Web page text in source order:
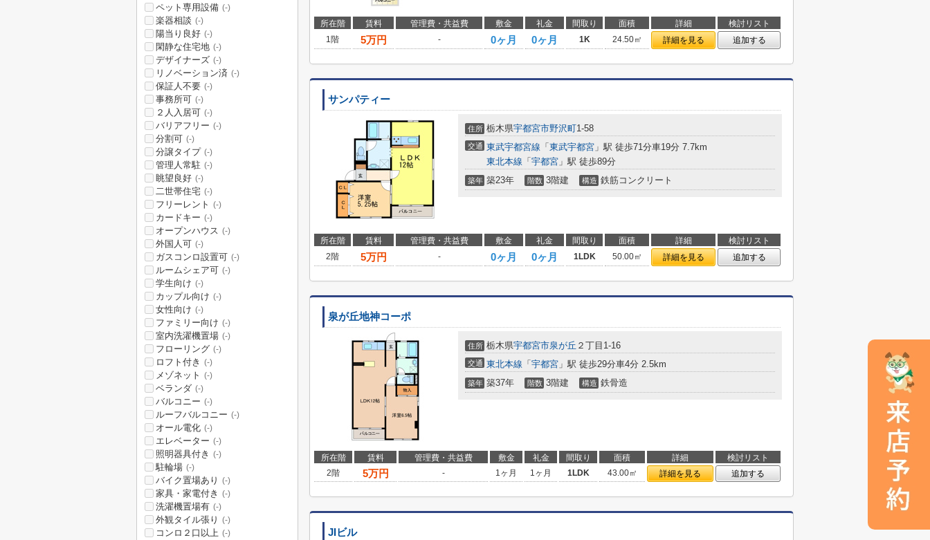
所在階 賃料 管理費・共益費 敷金 礼金 間取り 面積 詳細
検討リスト
1階
5万円 - 0ヶ月 0ヶ月 1K 24.50㎡ 詳細を見る 追加する
サンパティー
住所 栃木県宇都宮市野沢町1-58
交通 東武宇都宮線 「 東武宇都宮 」駅 徒歩71分車19分 7.7km
東北本線 「 宇都宮 」駅 徒歩89分
築年 築23年 階数 3階建 構造 鉄筋コンクリート
所在階 賃料 管理費・共益費 敷金 礼金 間取り 面積 詳細
検討リスト
2階
5万円 - 0ヶ月 0ヶ月 1LDK 50.00㎡ 詳細を見る 追加する
泉が丘地神コーポ
住所 栃木県宇都宮市泉が丘 ２丁目1-16
交通 東北本線 「 宇都宮 」駅 徒歩29分車4分 2.5km
築年 築37年 階数 3階建 構造 鉄骨造
所在階 賃料 管理費・共益費 敷金 礼金 間取り 面積 詳細
検討リスト
2階
5万円 - 1ヶ月 1ヶ月 1LDK 43.00㎡ 詳細を見る 追加する
JIビル
ペット専用設備 (-)
楽器相談 (-)
陽当り良好 (-)
閑静な住宅地 (-)
デザイナーズ (-)
リノベーション済 (-)
保証人不要 (-)
事務所可 (-)
２人入居可 (-)
バリアフリー (-)
分割可 (-)
分譲タイプ (-)
管理人常駐 (-)
眺望良好 (-)
二世帯住宅 (-)
フリーレント (-)
カードキー (-)
オープンハウス (-)
外国人可 (-)
ガスコンロ設置可 (-)
ルームシェア可 (-)
学生向け (-)
カップル向け (-)
女性向け (-)
ファミリー向け (-)
室内洗濯機置場 (-)
フローリング (-)
ロフト付き (-)
メゾネット (-)
ベランダ (-)
バルコニー (-)
ルーフバルコニー (-)
オール電化 (-)
エレベーター (-)
照明器具付き (-)
駐輪場 (-)
バイク置場あり (-)
家具・家電付き (-)
洗濯機置場有 (-)
外観タイル張り (-)
コンロ２口以上 (-)